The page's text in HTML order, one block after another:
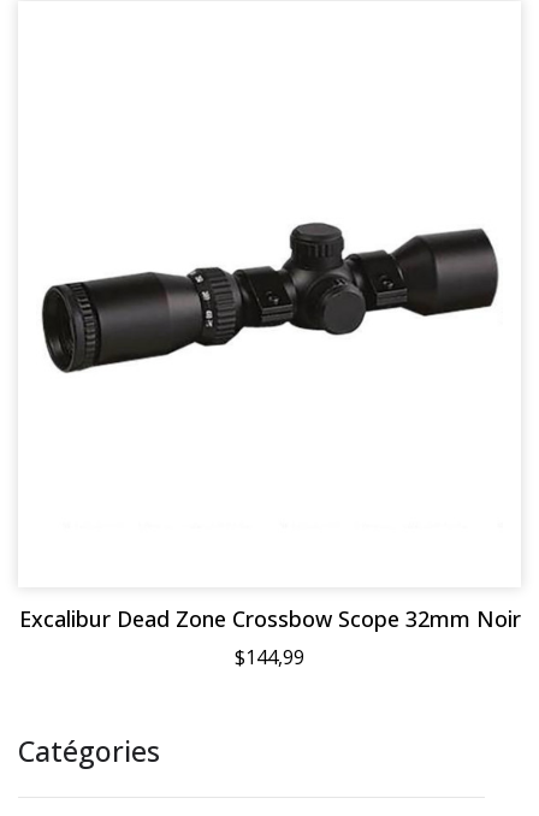
Catégories
Excalibur Dead Zone Crossbow Scope 32mm Noir
$144,99